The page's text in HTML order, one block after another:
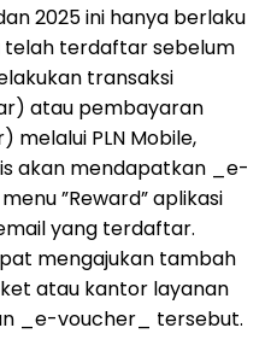
2025 ini hanya berlaku
telah terdaftar sebelum
transaksi
atau pembayaran
PLN Mobile,
akan mendapatkan _e-
”Reward” aplikasi
yang terdaftar.
mengajukan tambah
atau kantor layanan
_e-voucher_ tersebut.